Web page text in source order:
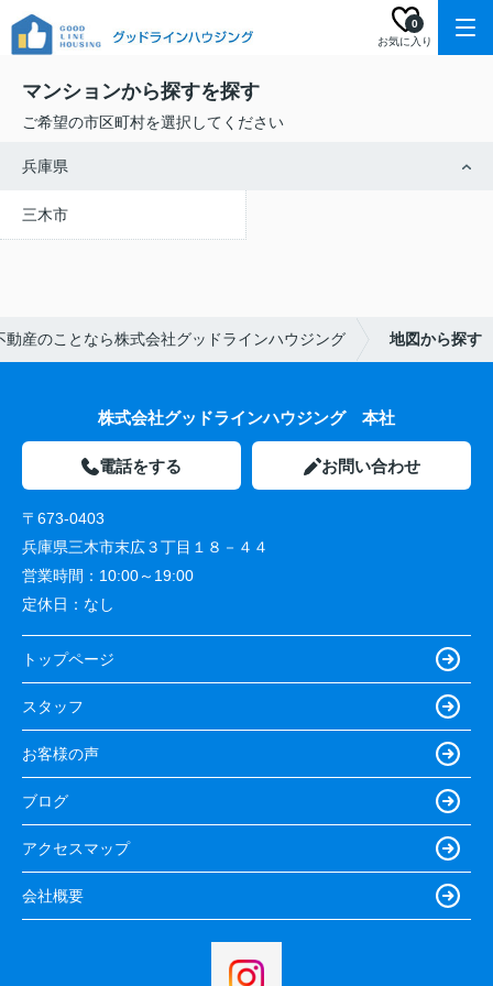
お気に入り
0
マンションから探すを探す
ご希望の市区町村を選択してください
兵庫県
三木市
動産のことなら株式会社グッドラインハウジング 地図から探す
株式会社グッドラインハウジング 本社
電話をする お問い合わせ
〒673-0403
兵庫県三木市末広３丁目１８－４４
営業時間： 10:00～19:00
定休日： なし
トップページ
スタッフ
お客様の声
ブログ
アクセスマップ
会社概要